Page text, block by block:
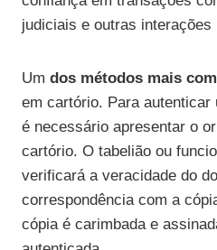
judiciais e outras interações
Um dos métodos mais
em cartório. Para autenticar
é necessário apresentar o
cartório. O tabelião ou
verificará a veracidade do
correspondência com a
cópia é carimbada e